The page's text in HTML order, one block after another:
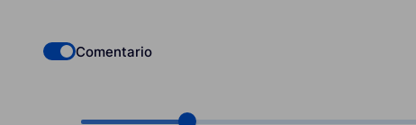
Check if you want to select Dofollow backlinks
Comentario